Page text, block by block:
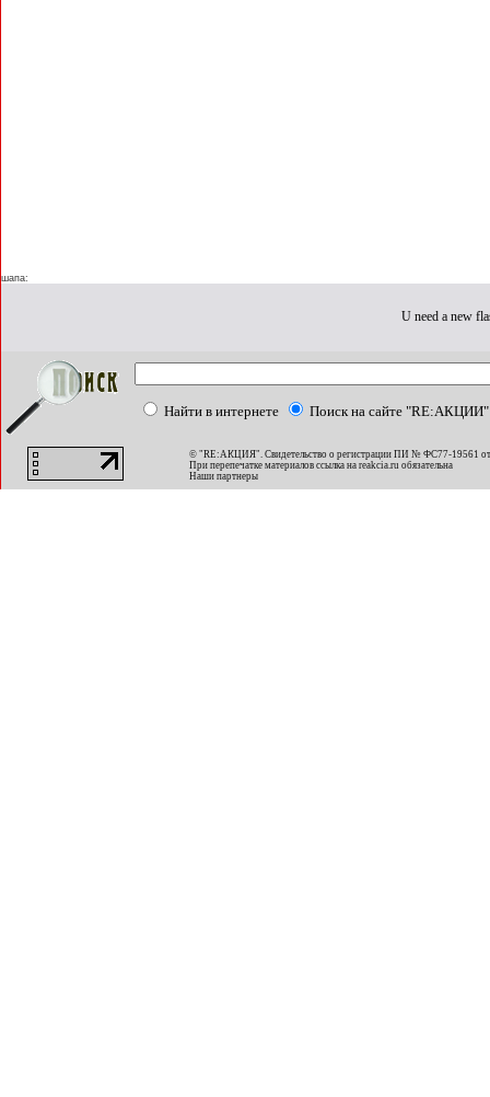
шапа:
U need a new
Найти в интернете Поиск на сайте "RE:АКЦИИ"
© "RE:АКЦИЯ". Свидетельство о регистрации ПИ № ФС77-19561
При перепечатке материалов ссылка на reakcia.ru обязательна
Наши партнеры